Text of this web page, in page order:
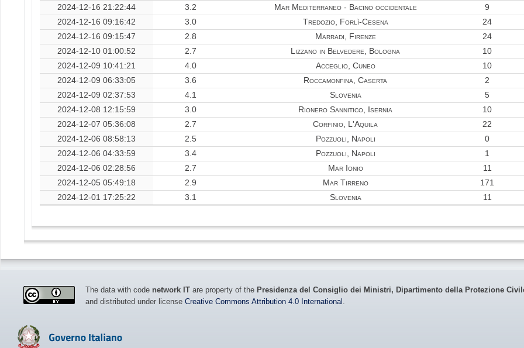
2024-12-16 21:22:44
3.2 Mar Mediterraneo - Bacino occidentale 9
2024-12-16 09:16:42
3.0 Tredozio, Forlì-Cesena 24
2024-12-16 09:15:47
2.8 Marradi, Firenze 24
2024-12-10 01:00:52
2.7 Lizzano in Belvedere, Bologna 10
2024-12-09 10:41:21
4.0 Acceglio, Cuneo 10
2024-12-09 06:33:05
3.6 Roccamonfina, Caserta 2
2024-12-09 02:37:53
4.1 Slovenia 5
2024-12-08 12:15:59
3.0 Rionero Sannitico, Isernia 10
2024-12-07 05:36:08
2.7 Corfinio, L'Aquila 22
2024-12-06 08:58:13
2.5 Pozzuoli, Napoli 0
2024-12-06 04:33:59
3.4 Pozzuoli, Napoli 1
2024-12-06 02:28:56
2.7 Mar Ionio 11
2024-12-05 05:49:18
2.9 Mar Tirreno 171
2024-12-01 17:25:22
3.1 Slovenia 11
The data with code network IT are property of the Presidenza del Consiglio dei Ministri, Dipartimento della Protezione
and distributed under license Creative Commons Attribution 4.0 International .